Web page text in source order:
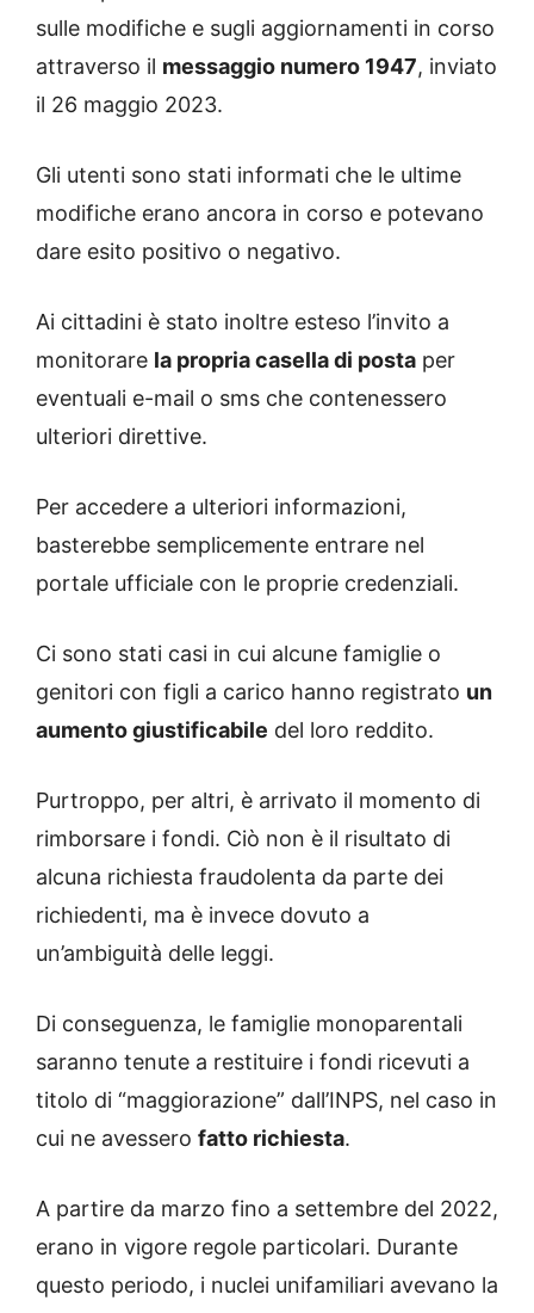
sulle modifiche e sugli aggiornamenti in corso
attraverso il messaggio numero 1947, inviato
il 26 maggio 2023.
Gli utenti sono stati informati che le ultime
modifiche erano ancora in corso e potevano
dare esito positivo o negativo.
Ai cittadini è stato inoltre esteso l’invito a
monitorare la propria casella di posta per
eventuali e-mail o sms che contenessero
ulteriori direttive.
Per accedere a ulteriori informazioni,
basterebbe semplicemente entrare nel
portale ufficiale con le proprie credenziali.
Ci sono stati casi in cui alcune famiglie o
genitori con figli a carico hanno registrato un
aumento giustificabile del loro reddito.
Purtroppo, per altri, è arrivato il momento di
rimborsare i fondi. Ciò non è il risultato di
alcuna richiesta fraudolenta da parte dei
richiedenti, ma è invece dovuto a
un’ambiguità delle leggi.
Di conseguenza, le famiglie monoparentali
saranno tenute a restituire i fondi ricevuti a
titolo di “maggiorazione” dall’INPS, nel caso in
cui ne avessero fatto richiesta.
A partire da marzo fino a settembre del 2022,
erano in vigore regole particolari. Durante
questo periodo, i nuclei unifamiliari avevano la